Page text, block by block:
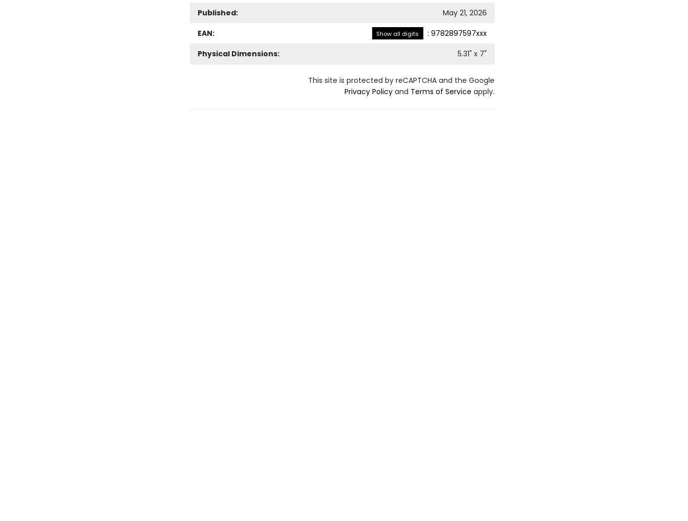
Published:
May 21, 2026
EAN:
Show all digits : 9782897597xxx
Physical Dimensions:
5.31" x 7"
This site is protected by reCAPTCHA and the Google
Privacy Policyand Terms of Service apply.